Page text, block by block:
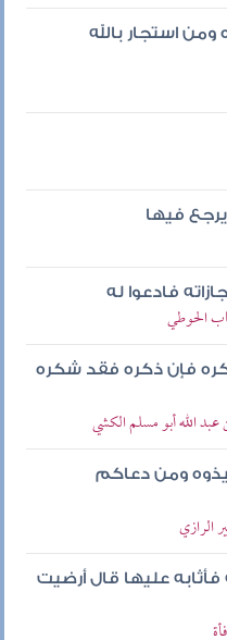
استجار بالله
فيها
فادعوا له
الحوطي
فإن ذكره فقد شكره
الله أبو مسلم الكشي
ومن دعاكم
الرازي
عليها قال أرضيت